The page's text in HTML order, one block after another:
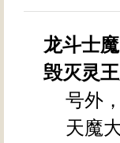
龙斗士
毁灭灵
号外，
天魔大